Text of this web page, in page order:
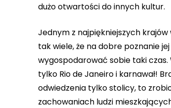
dużo otwartości do innych kultur.
Jednym z najpiękniejszych
tak wiele, że na dobre poznanie
wygospodarować sobie taki
tylko Rio de Janeiro i karnawał!
odwiedzenia tylko stolicy, to
zachowaniach ludzi